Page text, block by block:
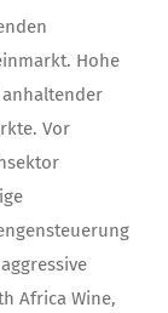
Hohe
Vor
Africa Wine,